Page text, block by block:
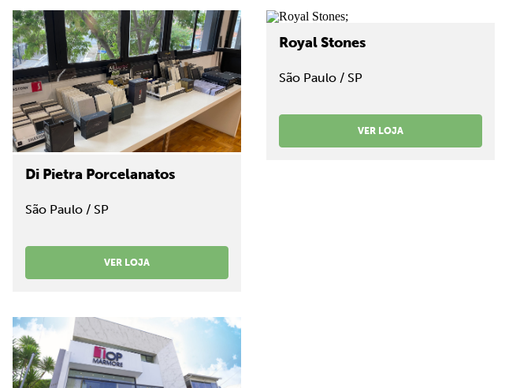
Di Pietra Porcelanatos
São Paulo / SP
VER LOJA
;
Royal Stones
São Paulo / SP
VER LOJA